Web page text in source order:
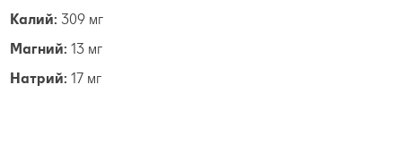
Калий: 309 мг
Магний: 13 мг
Натрий: 17 мг